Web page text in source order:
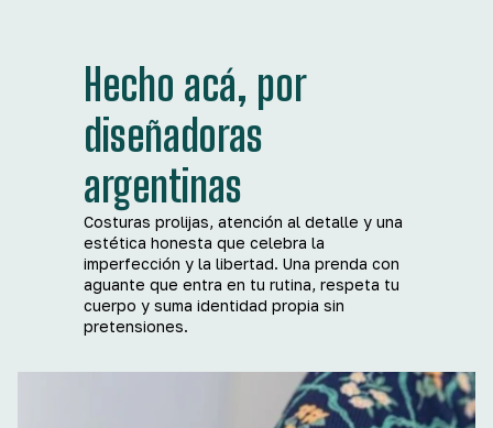
Hecho acá, por
diseñadoras
argentinas
Costuras prolijas, atención al detalle y una
estética honesta que celebra la
imperfección y la libertad. Una prenda con
aguante que entra en tu rutina, respeta tu
cuerpo y suma identidad propia sin
pretensiones.